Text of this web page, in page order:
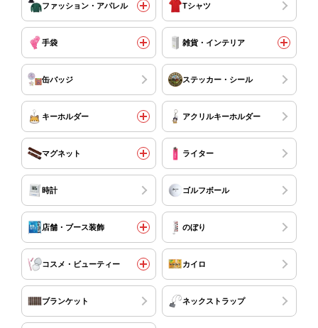
ファッション・アパレル Tシャツ
手袋 雑貨・インテリア
缶バッジ ステッカー・シール
キーホルダー アクリルキーホルダー
マグネット ライター
時計 ゴルフボール
店舗・ブース装飾 のぼり
コスメ・ビューティー カイロ
ブランケット ネックストラップ